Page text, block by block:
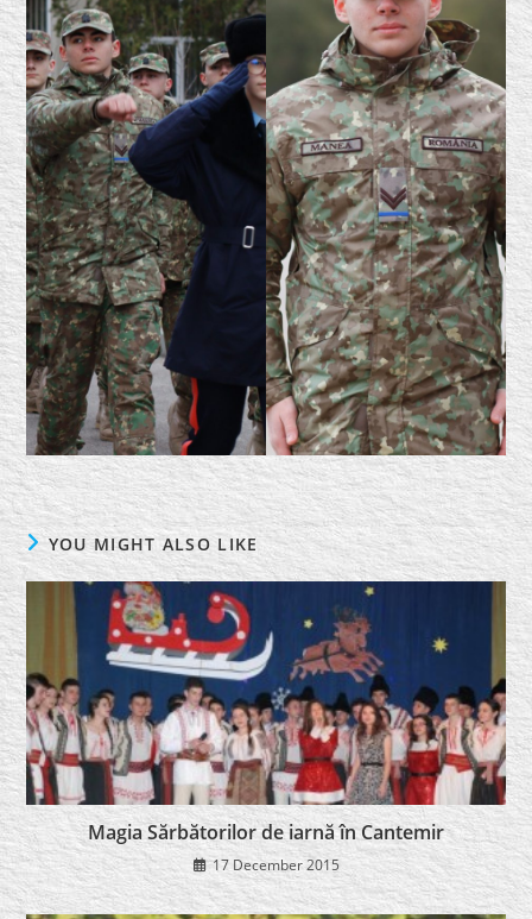
YOU MIGHT ALSO LIKE
Magia Sărbătorilor de iarnă în Cantemir
17 December 2015